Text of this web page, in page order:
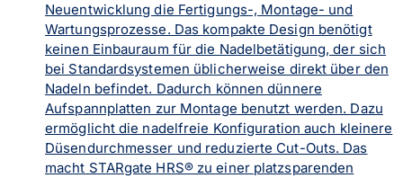
Neuentwicklung die Fertigungs-, Montage- und
Wartungsprozesse. Das kompakte Design benötigt
keinen Einbauraum für die Nadelbetätigung, der sich
bei Standardsystemen üblicherweise direkt über den
Nadeln befindet. Dadurch können dünnere
Aufspannplatten zur Montage benutzt werden. Dazu
ermöglicht die nadelfreie Konfiguration auch kleinere
Düsendurchmesser und reduzierte Cut-Outs. Das
macht STARgate HRS® zu einer platzsparenden